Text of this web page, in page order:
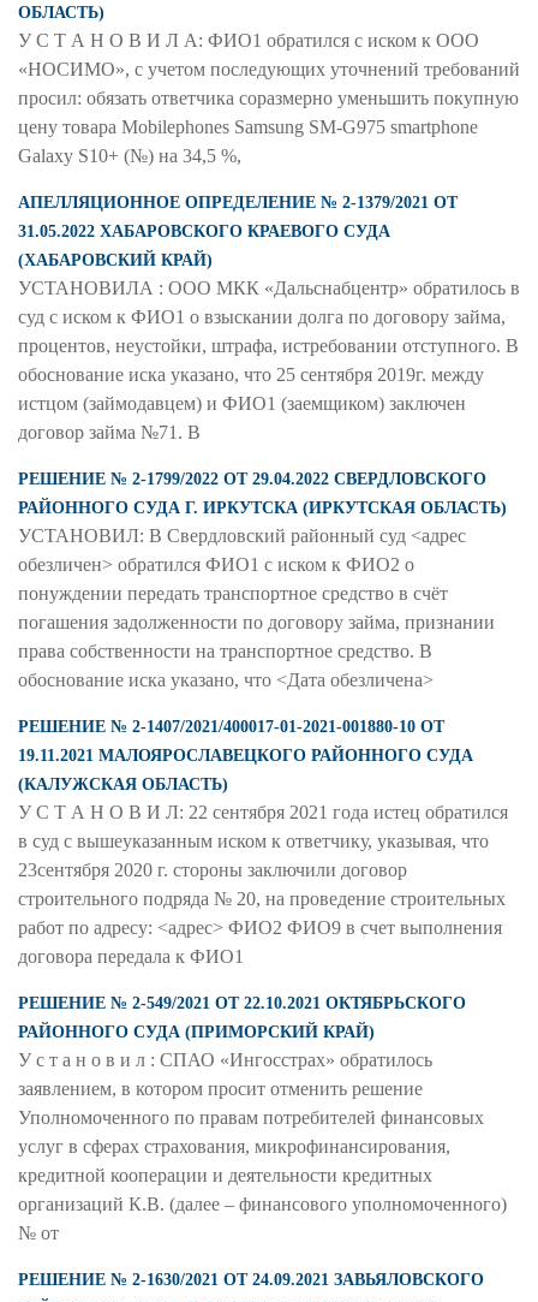
ОБЛАСТЬ)
У С Т А Н О В И Л А: ФИО1 обратился с иском к ООО
«НОСИМО», с учетом последующих уточнений требований
просил: обязать ответчика соразмерно уменьшить покупную
цену товара Mobilephones Samsung SM-G975 smartphone
Galaxy S10+ (№) на 34,5 %,
АПЕЛЛЯЦИОННОЕ ОПРЕДЕЛЕНИЕ № 2-1379/2021 ОТ
31.05.2022 ХАБАРОВСКОГО КРАЕВОГО СУДА
(ХАБАРОВСКИЙ КРАЙ)
УСТАНОВИЛА : ООО МКК «Дальснабцентр» обратилось в
суд с иском к ФИО1 о взыскании долга по договору займа,
процентов, неустойки, штрафа, истребовании отступного. В
обоснование иска указано, что 25 сентября 2019г. между
истцом (займодавцем) и ФИО1 (заемщиком) заключен
договор займа №71. В
РЕШЕНИЕ № 2-1799/2022 ОТ 29.04.2022 СВЕРДЛОВСКОГО
РАЙОННОГО СУДА Г. ИРКУТСКА (ИРКУТСКАЯ ОБЛАСТЬ)
УСТАНОВИЛ: В Свердловский районный суд <адрес
обезличен> обратился ФИО1 с иском к ФИО2 о
понуждении передать транспортное средство в счёт
погашения задолженности по договору займа, признании
права собственности на транспортное средство. В
обоснование иска указано, что <Дата обезличена>
РЕШЕНИЕ № 2-1407/2021/400017-01-2021-001880-10 ОТ
19.11.2021 МАЛОЯРОСЛАВЕЦКОГО РАЙОННОГО СУДА
(КАЛУЖСКАЯ ОБЛАСТЬ)
У С Т А Н О В И Л: 22 сентября 2021 года истец обратился
в суд с вышеуказанным иском к ответчику, указывая, что
23сентября 2020 г. стороны заключили договор
строительного подряда № 20, на проведение строительных
работ по адресу: <адрес> ФИО2 ФИО9 в счет выполнения
договора передала к ФИО1
РЕШЕНИЕ № 2-549/2021 ОТ 22.10.2021 ОКТЯБРЬСКОГО
РАЙОННОГО СУДА (ПРИМОРСКИЙ КРАЙ)
У с т а н о в и л : СПАО «Ингосстрах» обратилось
заявлением, в котором просит отменить решение
Уполномоченного по правам потребителей финансовых
услуг в сферах страхования, микрофинансирования,
кредитной кооперации и деятельности кредитных
организаций К.В. (далее – финансового уполномоченного)
№ от
РЕШЕНИЕ № 2-1630/2021 ОТ 24.09.2021 ЗАВЬЯЛОВСКОГО